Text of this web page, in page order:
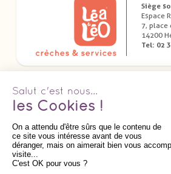
Siège
Espace
7, place
14200
Tel: 02
Télécharger nos applications dédiées